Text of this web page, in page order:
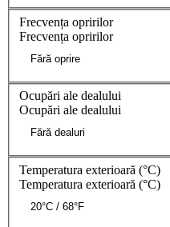
Frecvența opririlor
Frecvența opririlor
Ocupări ale dealului
Ocupări ale dealului
Temperatura exterioară (°C)
Temperatura exterioară (°C)